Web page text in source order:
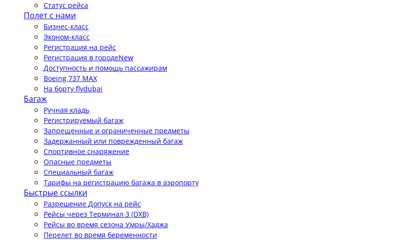
Статус рейса
Полет с нами
Бизнес-класс
Эконом-класс
Регистрация на рейс
Регистрация в городеNew
Доступность и помощь пассажирам
Boeing 737 MAX
На борту flydubai
Багаж
Ручная кладь
Регистрируемый багаж
Запрещенные и ограниченные предметы
Задержанный или поврежденный багаж
Спортивное снаряжение
Опасные предметы
Специальный багаж
Тарифы на регистрацию багажа в аэропорту
Быстрые ссылки
Разрешение Допуск на рейс
Рейсы через Терминал 3 (DXB)
Рейсы во время сезона Умры/Хаджа
Перелет во время беременности